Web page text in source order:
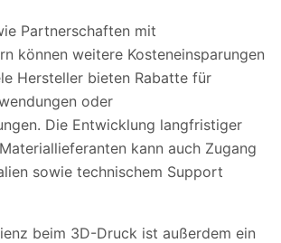
Partnerschaften mit
können weitere Kosteneinsparungen
Hersteller bieten Rabatte für
oder
Die Entwicklung langfristiger
kann auch Zugang
sowie technischem Support
beim 3D-Druck ist außerdem ein